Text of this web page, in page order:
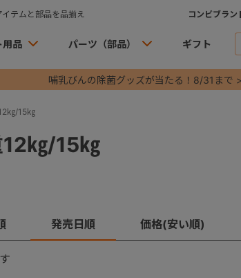
テムと部品を品揃え コンビブラン
用品 パーツ（部品） ギフト
哺乳びんの除菌グッズが当たる！8/31まで
㎏/15㎏
㎏/15㎏
発売日順 価格(安い順)